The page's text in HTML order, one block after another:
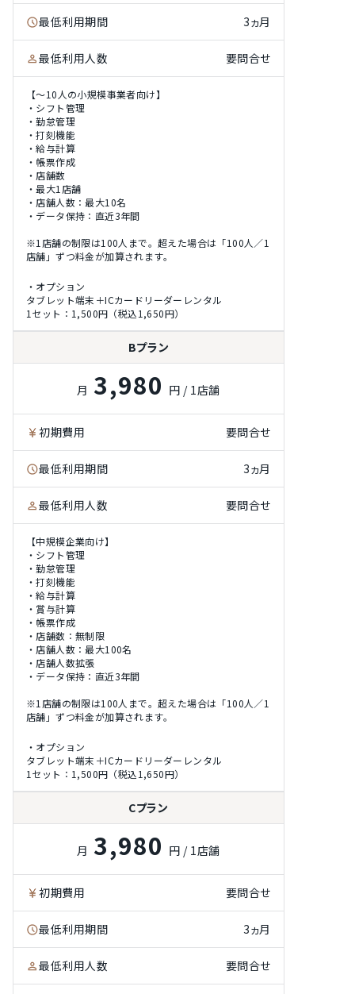
最低利用期間 3ヵ月
最低利用人数 要問合せ
【〜10人の小規模事業者向け】
・シフト管理
・勤怠管理
・打刻機能
・給与計算
・帳票作成
・店舗数
・最大1店舗
・店舗人数：最大10名
・データ保持：直近3年間
※1店舗の制限は100人まで。超えた場合は「100人／1
店舗」ずつ料金が加算されます。
・オプション
タブレット端末＋ICカードリーダーレンタル
1セット：1,500円（税込1,650円）
Bプラン
月 3,980 円 / 1店舗
初期費用 要問合せ
最低利用期間 3ヵ月
最低利用人数 要問合せ
【中規模企業向け】
・シフト管理
・勤怠管理
・打刻機能
・給与計算
・賞与計算
・帳票作成
・店舗数：無制限
・店舗人数：最大100名
・店舗人数拡張
・データ保持：直近3年間
※1店舗の制限は100人まで。超えた場合は「100人／1
店舗」ずつ料金が加算されます。
・オプション
タブレット端末＋ICカードリーダーレンタル
1セット：1,500円（税込1,650円）
Cプラン
月 3,980 円 / 1店舗
初期費用 要問合せ
最低利用期間 3ヵ月
最低利用人数 要問合せ